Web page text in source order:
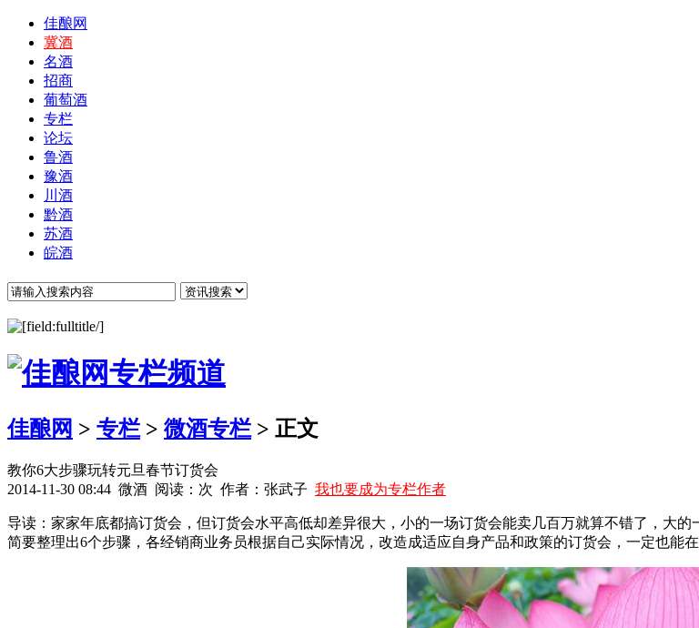
佳酿网
冀酒
名酒
招商
葡萄酒
专栏
论坛
鲁酒
豫酒
川酒
黔酒
苏酒
皖酒
佳酿网 > 专栏 > 微酒专栏 > 正文
教你6大步骤玩转元旦春节订货会
2014-11-30 08:44 微酒 阅读： 次 作者：张武子 我也要成为专栏作者
导读：家家年底都搞订货会，但订货会水平高低却差异很大，小的一场订货会能卖几百万就算不错了，大
简要整理出6个步骤，各经销商业务员根据自己实际情况，改造成适应自身产品和政策的订货会，一定也能